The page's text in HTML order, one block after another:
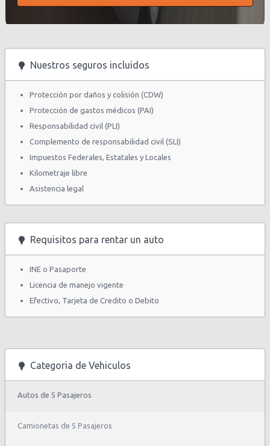
Nuestros seguros incluidos
Protección por daños y colisión (CDW)
Protección de gastos médicos (PAI)
Responsabilidad civil (PLI)
Complemento de responsabilidad civil (SLI)
Impuestos Federales, Estatales y Locales
Kilometraje libre
Asistencia legal
Requisitos para rentar un auto
INE o Pasaporte
Licencia de manejo vigente
Efectivo, Tarjeta de Credito o Debito
Categoria de Vehiculos
Autos de 5 Pasajeros
Camionetas de 5 Pasajeros